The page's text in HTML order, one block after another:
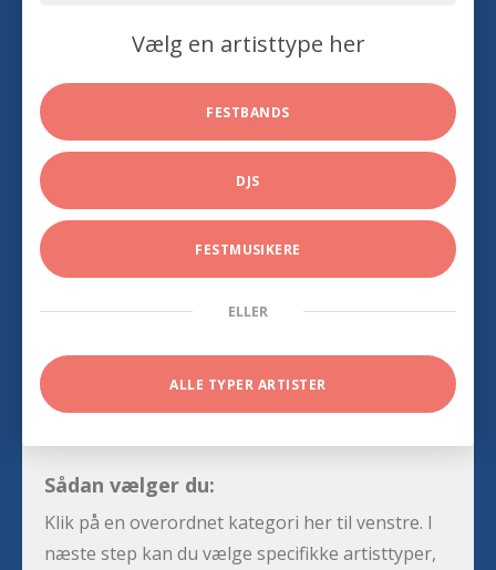
Vælg en artisttype her
FESTBANDS
DJS
FESTMUSIKERE
ELLER
ALLE TYPER ARTISTER
Sådan vælger du:
Klik på en overordnet kategori her til venstre. I
næste step kan du vælge specifikke artisttyper,